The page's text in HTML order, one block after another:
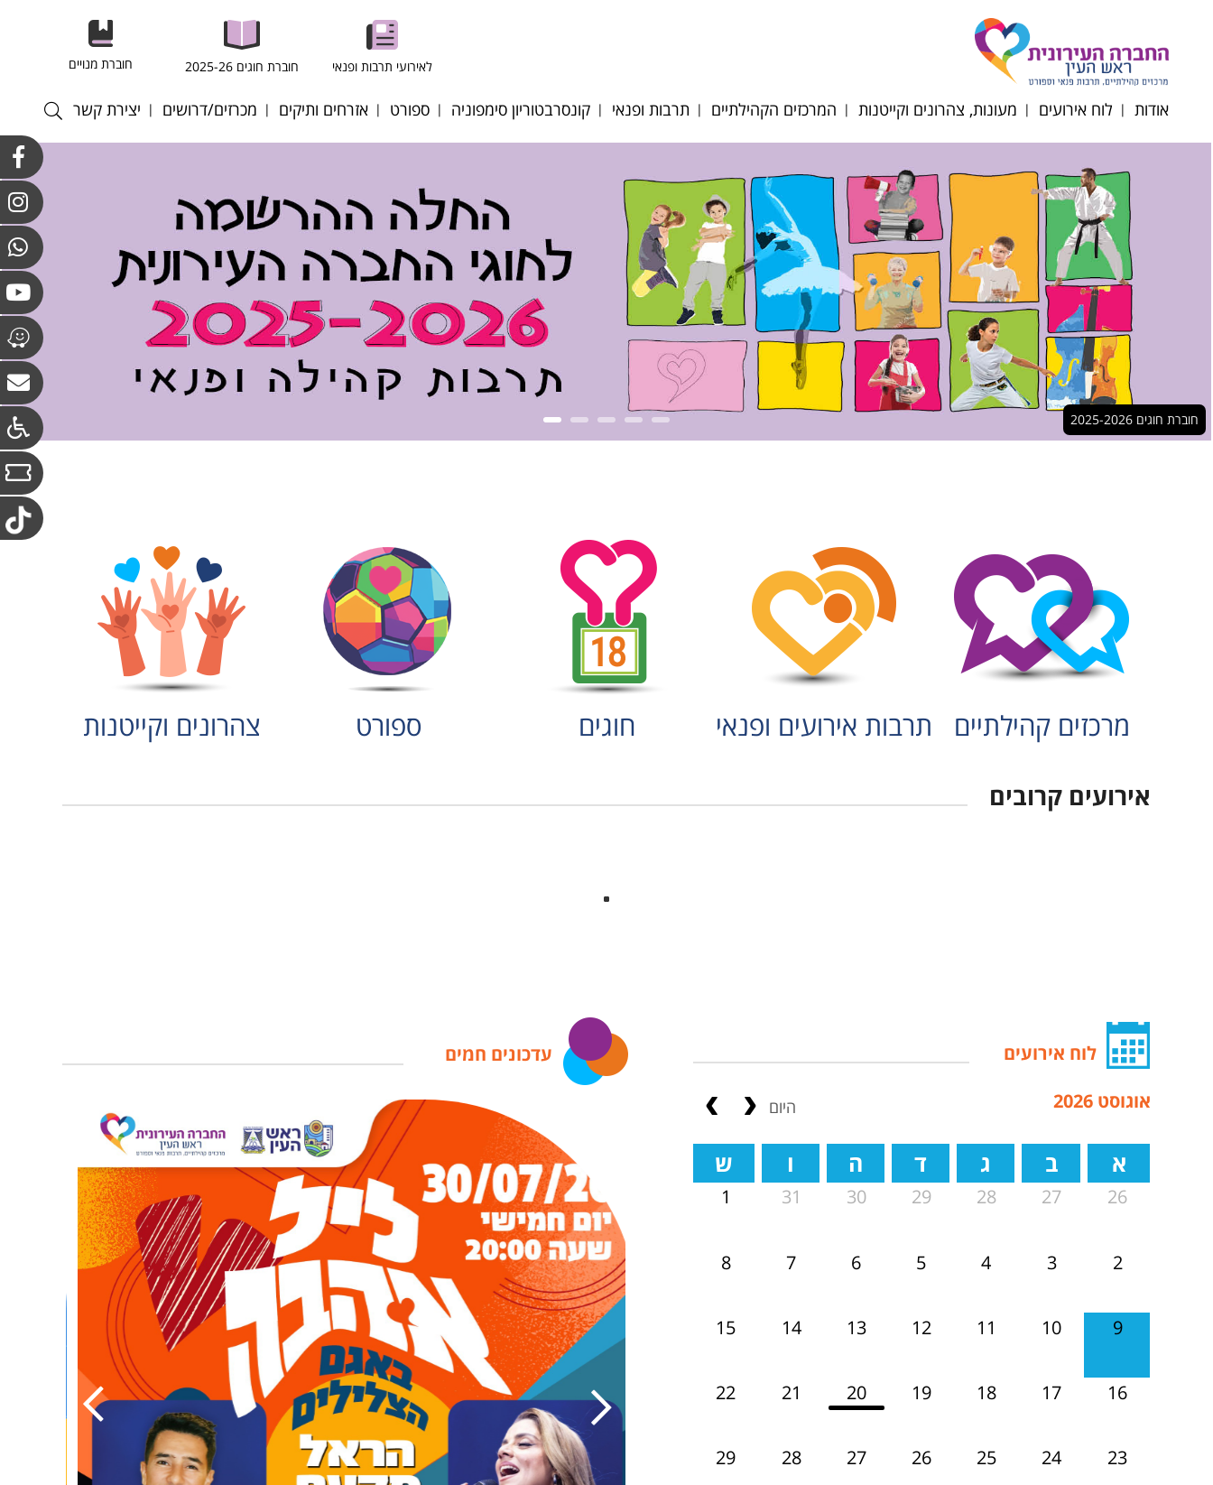
לאירועי תרבות ופנאי חוברת חוגים 2025-26 חוברת מנויים
אודות
מטה החברה
הסדרי
נגישות/תקנון/דוח כספי
ופרוטוקולים
לוח אירועים
מעונות, צהרונים וקייטנות
מעונות יום
סבסוד צהרוני גני ילדים
וחט"צ תשפ"ו
לוח חופשות צהרונים
תשפ"ו 2025-2026
ניוזלטר צהרוני גנים
תפריטי הזנה תשפ"ו
2025-2026
טופס ועדת הנחות
המרכזים הקהילתיים
רובע לב מייסדים
רובע לב פסגות
אוכלוסיות מיוחדות
השכרת אולמות
מרחבים ציבוריים
קייטנות קיץ 2026
תקנון רישום חוגים
תשפ"ו 2025-26
תרבות ופנאי
אגם הצלילים
דיוקן - בית ספר
לאומנות
מגדל צדק
תזמורת כלי הפריטה
הישראלית
מתחם האמנים
קונסרבטוריון סימפוניה
צוות הקונסרבטוריון
לוח אירועים וקונצרטים
הקונסרבטוריון
במערכת החינוך
חוברת חוגים 2024-25
תכנית בית ספר מנגן
מחירון שיעורים
ספורט
כדורעף
כדוריד
מאמאנט - כדורשת
טניס שדה
טניס שולחן
קראטה
אזרחים ותיקים
הסלעים
מכרזים/דרושים
קולות קוראים
יצירת קשר
חוברת חוגים 2025-2026
מרכזים קהילתיים תרבות אירועים ופנאי חוגים ספורט צהרונים וקייטנות
אירועים קרובים
לוח אירועים
היום אוגוסט 2026
ש ו ה ד ג ב א
1 31 30 29 28 27 26
8 7 6 5 4 3 2
15 14 13 12 11 10 9
22 21 20 19 18 17 16
29 28 27 26 25 24 23
עדכונים חמים